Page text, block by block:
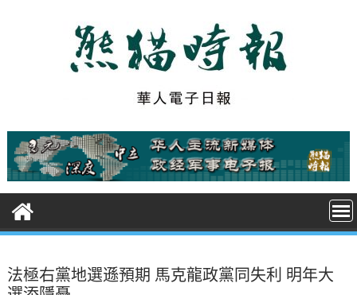
t
法極右黨地選遜預期 馬克龍政黨同失利 明年大